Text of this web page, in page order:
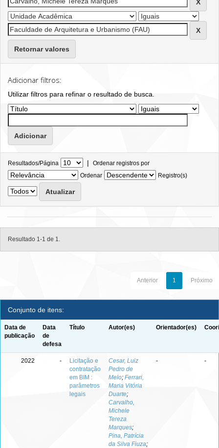
Retornar valores
Adicionar filtros:
Utilizar filtros para refinar o resultado de busca.
Resultados/Página | Ordenar registros por
Ordenar
Registro(s)
Resultado 1-1 de 1.
Anterior 1 Próximo
Conjunto de itens:
Data de
publicação
Data
de
defesa
Título Autor(es) Orientador(es)
2022 -
Licitação e
contratação
em BIM :
parâmetros
legais
Cesar, Luiz
Pedro de
Melo; Ferrari,
Maria Vitória
Duarte;
Carvalho,
Michele
Tereza
Marques;
Pina, Patrícia
da Silva Fiuza;
- -